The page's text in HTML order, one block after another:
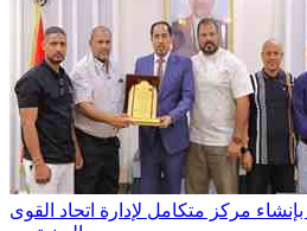
مركز متكامل لإدارة اتحاد القوى